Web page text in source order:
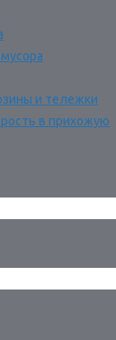
и тележки
в прихожую